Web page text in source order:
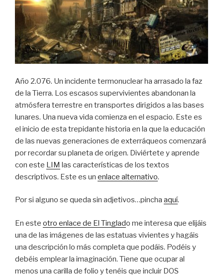
Año 2.076. Un incidente termonuclear ha arrasado la faz
de la Tierra. Los escasos supervivientes abandonan la
atmósfera terrestre en transportes dirigidos a las bases
lunares. Una nueva vida comienza en el espacio. Este es
el inicio de esta trepidante historia en la que la educación
de las nuevas generaciones de exterráqueos comenzará
por recordar su planeta de origen. Diviértete y aprende
con este LIM las características de los textos
descriptivos. Este es un enlace alternativo.
Por si alguno se queda sin adjetivos…pincha aquí.
En este otro enlace de El Tinglado me interesa que elijáis
una de las imágenes de las estatuas vivientes y hagáis
una descripción lo más completa que podáis. Podéis y
debéis emplear la imaginación. Tiene que ocupar al
menos una carilla de folio y tenéis que incluir DOS